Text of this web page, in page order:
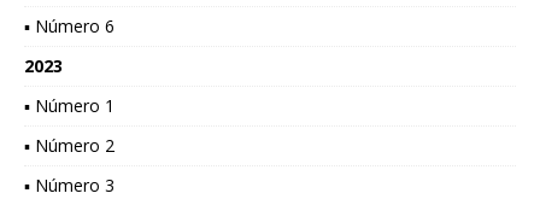
▪ Número 6
2023
▪ Número 1
▪ Número 2
▪ Número 3